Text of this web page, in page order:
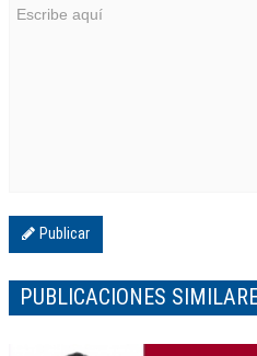
Publicar
PUBLICACIONES